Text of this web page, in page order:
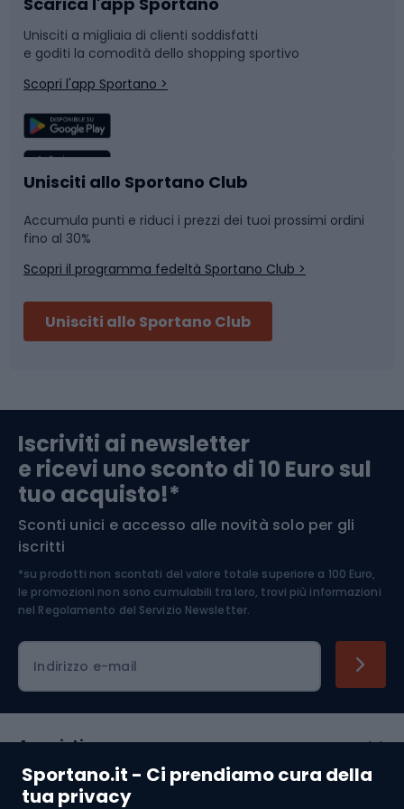
Sportano.it - Ci prendiamo cura della
tua privacy
Bushcraft
Corsa
Sport di squadra
Caschi da ciclismo
Skitouring
Abbigliamento da escursionismo
Slitte e slittini
Snowboard
Camminata nordica
Nuoto
Pattinaggio
Componenti per biciclette
Arrampicata
Medicina dello sport
Abbigliamento ciclistico
Unisciti a migliaia di clienti soddisfatti
e goditi la comodità dello shopping sportivo
Scopri l'app Sportano >
Unisciti allo Sportano Club
Accumula punti e riduci i prezzi dei tuoi prossimi ordini
fino al 30%
Scopri il programma fedeltà Sportano Club >
Unisciti allo Sportano Club
Iscriviti ai newsletter
e ricevi uno sconto di 10 Euro sul
tuo acquisto!*
Sconti unici e accesso alle novità solo per gli
iscritti
*su prodotti non scontati del valore totale superiore a 100 Euro,
le promozioni non sono cumulabili tra loro, trovi più informazioni
nel Regolamento del Servizio Newsletter.
Indirizzo e-mail
Acquisti
Servizio clienti